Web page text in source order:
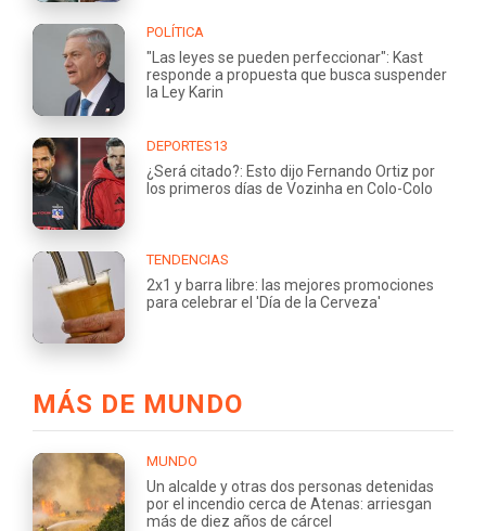
POLÍTICA
"Las leyes se pueden perfeccionar": Kast
responde a propuesta que busca suspender
la Ley Karin
DEPORTES13
¿Será citado?: Esto dijo Fernando Ortiz por
los primeros días de Vozinha en Colo-Colo
TENDENCIAS
2x1 y barra libre: las mejores promociones
para celebrar el 'Día de la Cerveza'
MÁS DE MUNDO
MUNDO
Un alcalde y otras dos personas detenidas
por el incendio cerca de Atenas: arriesgan
más de diez años de cárcel